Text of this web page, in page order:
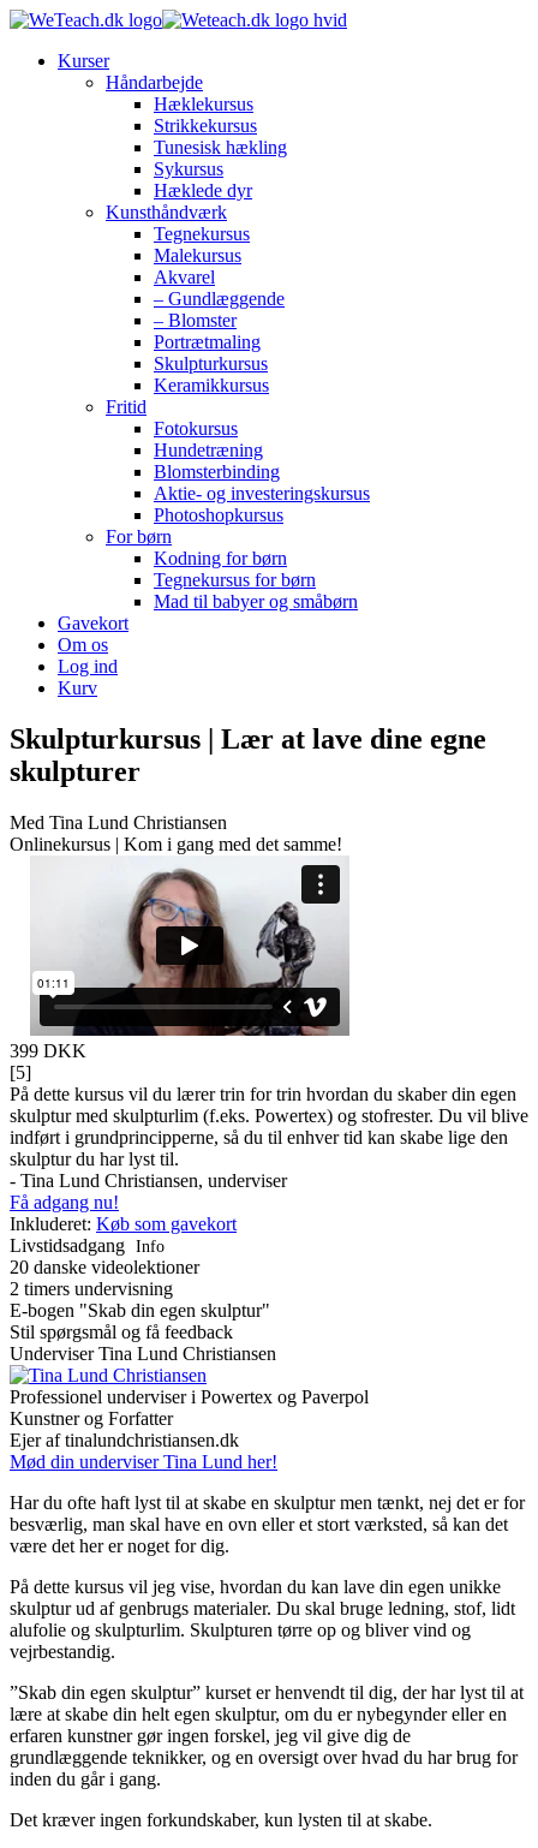
Kurser
Håndarbejde
Hæklekursus
Strikkekursus
Tunesisk hækling
Sykursus
Hæklede dyr
Kunsthåndværk
Tegnekursus
Malekursus
Akvarel
– Gundlæggende
– Blomster
Portrætmaling
Skulpturkursus
Keramikkursus
Fritid
Fotokursus
Hundetræning
Blomsterbinding
Aktie- og investeringskursus
Photoshopkursus
For børn
Kodning for børn
Tegnekursus for børn
Mad til babyer og småbørn
Gavekort
Om os
Log ind
Kurv
Skulpturkursus | Lær at lave dine egne
skulpturer
Med Tina Lund Christiansen
Onlinekursus | Kom i gang med det samme!
399 DKK
[5]
På dette kursus vil du lærer trin for trin hvordan du skaber din egen
skulptur med skulpturlim (f.eks. Powertex) og stofrester. Du vil blive
indført i grundprincipperne, så du til enhver tid kan skabe lige den
skulptur du har lyst til.
- Tina Lund Christiansen, underviser
Få adgang nu!
Inkluderet: Køb som gavekort
Livstidsadgang Info
20 danske videolektioner
2 timers undervisning
E-bogen "Skab din egen skulptur"
Stil spørgsmål og få feedback
Underviser Tina Lund Christiansen
Professionel underviser i Powertex og Paverpol
Kunstner og Forfatter
Ejer af tinalundchristiansen.dk
Mød din underviser Tina Lund her!
Har du ofte haft lyst til at skabe en skulptur men tænkt, nej det er for
besværlig, man skal have en ovn eller et stort værksted, så kan det
være det her er noget for dig.
På dette kursus vil jeg vise, hvordan du kan lave din egen unikke
skulptur ud af genbrugs materialer. Du skal bruge ledning, stof, lidt
alufolie og skulpturlim. Skulpturen tørre op og bliver vind og
vejrbestandig.
”Skab din egen skulptur” kurset er henvendt til dig, der har lyst til at
lære at skabe din helt egen skulptur, om du er nybegynder eller en
erfaren kunstner gør ingen forskel, jeg vil give dig de
grundlæggende teknikker, og en oversigt over hvad du har brug for
inden du går i gang.
Det kræver ingen forkundskaber, kun lysten til at skabe.